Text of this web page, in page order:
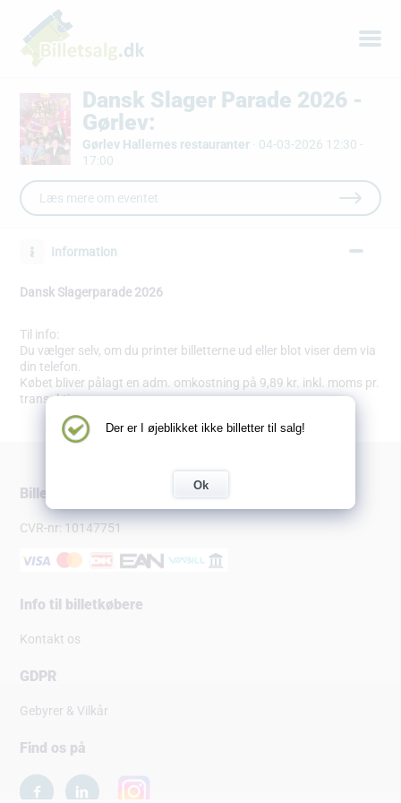
Dansk Slager Parade 2026 -
Gørlev:
Gørlev Hallernes restauranter· 04-03-2026 12:30 -
17:00
Læs mere om eventet
Information
Dansk Slagerparade 2026
Til info:
Du vælger selv, om du printer billetterne ud eller blot viser dem via
din telefon.
Købet bliver pålagt en adm. omkostning på 9,89 kr. inkl. moms pr.
transaktion.
Der er I øjeblikket ikke billetter til salg!
Ok
Billetsalg.dk
CVR-nr: 10147751
Info til billetkøbere
Kontakt os
GDPR
Gebyrer & Vilkår
Find os på